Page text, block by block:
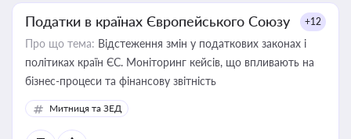
Податки в країнах Європейського Союзу +12
Про що тема: Відстеження змін у податкових законах і
політиках країн ЄС. Моніторинг кейсів, що впливають на
бізнес-процеси та фінансову звітність
Митниця та ЗЕД